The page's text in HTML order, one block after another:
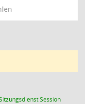
Session(Wird in